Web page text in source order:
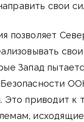
свои
позволяет
Запад
Это приводит к